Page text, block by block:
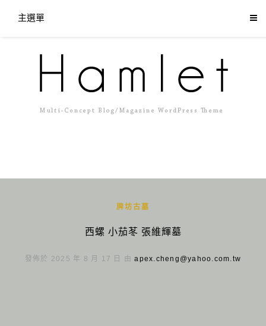
主選單
牌坊古墓
西螺 小茄苳 張維輝墓
發佈於 2025 年 8 月 17 日 由apex.cheng@yahoo.com.tw